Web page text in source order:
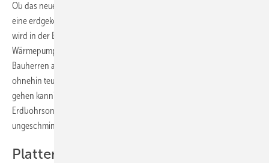
Ob das neue Versicherungspaket die Entscheidung eines Bauherrn für
eine erdgekoppelte Wärmepumpe eher begünstigt oder ­etwa hemmt,
wird in der Branche derzeit kontrovers diskutiert. Ein Aussteller im
Wärmepumpen-Forum bemerkte hierzu, dass solche Versicherungen
Bauherren auch verunsichern könnten. Wer investiert schon in eine
ohnehin teure Technik mit einem Haftungsrisiko, das in die Millionen
gehen kann? Tatsache ist, dass durch die
Erdbohrsondenversicherung das Risiko des Bauherrn erstmals
ungeschminkt thematisiert wurde.
Plattenwärmeübertrager mit